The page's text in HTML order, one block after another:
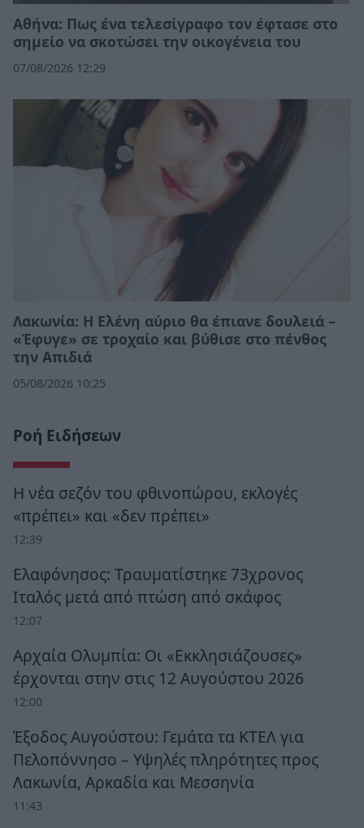
Αθήνα: Πως ένα τελεσίγραφο τον έφτασε στο
σημείο να σκοτώσει την οικογένεια του
07/08/2026 12:29
Λακωνία: Η Ελένη αύριο θα έπιανε δουλειά –
«Έφυγε» σε τροχαίο και βύθισε στο πένθος
την Απιδιά
05/08/2026 10:25
Ροή Ειδήσεων
Η νέα σεζόν του φθινοπώρου, εκλογές
«πρέπει» και «δεν πρέπει»
12:39
Ελαφόνησος: Τραυματίστηκε 73χρονος
Ιταλός μετά από πτώση από σκάφος
12:07
Αρχαία Ολυμπία: Οι «Εκκλησιάζουσες»
έρχονται στην στις 12 Αυγούστου 2026
12:00
Έξοδος Αυγούστου: Γεμάτα τα ΚΤΕΛ για
Πελοπόννησο – Υψηλές πληρότητες προς
Λακωνία, Αρκαδία και Μεσσηνία
11:43